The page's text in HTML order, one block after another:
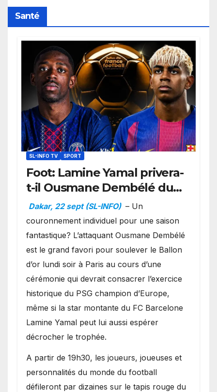
Santé
SL-INFO TV SPORT
Foot: Lamine Yamal privera-
t-il Ousmane Dembélé du
Ballon d’or ?
Dakar, 22 sept (SL-INFO) – Un
couronnement individuel pour une saison
fantastique? L’attaquant Ousmane Dembélé
est le grand favori pour soulever le Ballon
d’or lundi soir à Paris au cours d’une
cérémonie qui devrait consacrer l’exercice
historique du PSG champion d’Europe,
même si la star montante du FC Barcelone
Lamine Yamal peut lui aussi espérer
décrocher le trophée.
A partir de 19h30, les joueurs, joueuses et
personnalités du monde du football
défileront par dizaines sur le tapis rouge du